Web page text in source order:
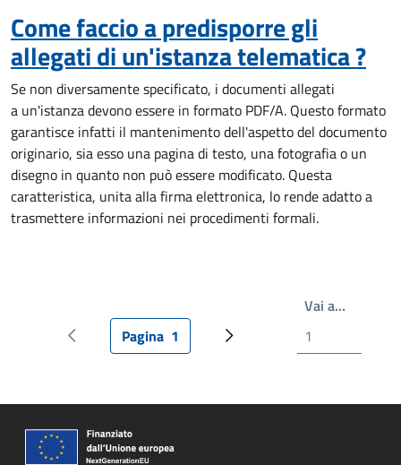
Come faccio a predisporre gli
allegati di un'istanza telematica ?
Se non diversamente specificato, i documenti allegati
a un'istanza devono essere in formato PDF/A. Questo formato
garantisce infatti il mantenimento dell'aspetto del documento
originario, sia esso una pagina di testo, una fotografia o un
disegno in quanto non può essere modificato. Questa
caratteristica, unita alla firma elettronica, lo rende adatto a
trasmettere informazioni nei procedimenti formali.
Pagina precedentePagina attuale
Pagina 1 Prossima pagina
Vai a…